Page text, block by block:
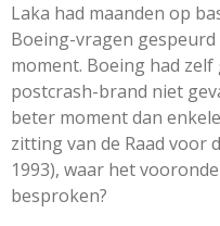
Laka had maanden op
Boeing-vragen
moment. Boeing had
postcrash-brand niet
beter moment dan
zitting van de Raad voor
1993), waar het
besproken?